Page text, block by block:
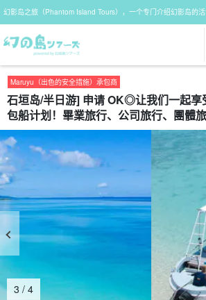
幻影岛之旅（Phantom Island Tours），一个专门介绍幻影岛的活
Maruyu（出色的安全措施）承包商
石垣岛/半日游] 申请 OK◎让我们一起享
包船计划！畢業旅行、公司旅行、團體
4 / 4